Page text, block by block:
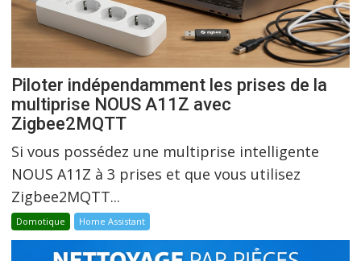
Piloter indépendamment les prises de la
multiprise NOUS A11Z avec
Zigbee2MQTT
Si vous possédez une multiprise intelligente
NOUS A11Z à 3 prises et que vous utilisez
Zigbee2MQTT...
Domotique Home Assistant